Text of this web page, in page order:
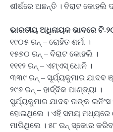
ଶୀର୍ଷରେ ଅଛନ୍ତି । ବିରାଟ କୋହଲି
ଭାରତୀୟ ଅଧିନାୟକ ଭାବରେ ଟି-
୧୯୦୫ ରନ୍ – ରୋହିତ ଶର୍ମା ।
୧୫୭୦ ରନ୍ – ବିରାଟ କୋହଲି ।
୧୧୧୨ ରନ୍ – ଏମ୍‌ଏସ୍ ଧୋନି ।
୩୩୯ ରନ୍ – ସୂର୍ଯ୍ୟକୁମାର ଯାଦବ
୨୯୬ ରନ୍ – ହାର୍ଦ୍ଦିକ ପାଣ୍ଡ୍ୟା ।
ସୁର୍ଯ୍ୟକୁମାର ଯାଦବ ତାଙ୍କ
ହୋଇଥିଲେ । ଏହି ସମୟ ମଧ୍ୟରେ
ମାରିଥିଲେ । ୫୮ ରନ୍ ସ୍କୋର